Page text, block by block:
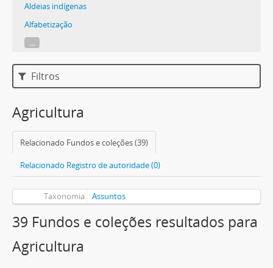
Aldeias indígenas
Alfabetização
...
Filtros
Agricultura
Relacionado Fundos e coleções (39)
Relacionado Registro de autoridade (0)
Taxonomia Assuntos
39 Fundos e coleções resultados para
Agricultura